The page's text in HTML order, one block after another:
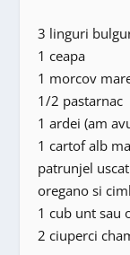
3 linguri
1 ceapa
1 morcov
1/2 pastarnac
1 ardei (am
1 cartof alb
patrunjel uscat
oregano si
1 cub unt sau
2 ciuperci